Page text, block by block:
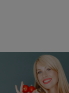
trawa
proporcje